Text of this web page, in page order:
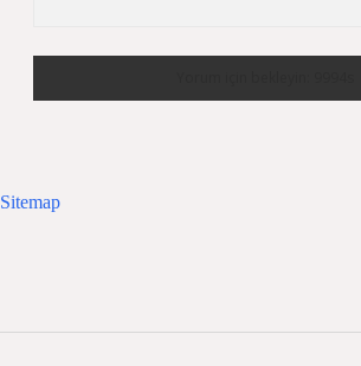
Sitemap